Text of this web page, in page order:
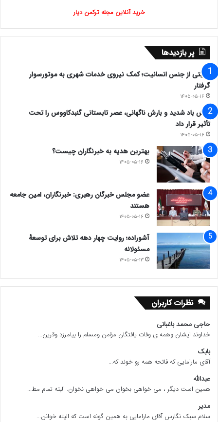
خرید آنلاین مجله ترکمن دیار
پر بازدیدها
روایتی از جنس انسانیت؛ کمک نیروی خدمات شهری به موتورسوار
گرفتار
۱۴۰۵-۰۵-۱۶
وزش باد شدید و بارش ناگهانی، عصر تابستانی گنبدکاووس را تحت
تأثیر قرار داد
۱۴۰۵-۰۵-۱۶
بهترین هدیه به خبرنگاران چیست؟
۱۴۰۵-۰۵-۱۶
عضو مجلس خبرگان رهبری: خبرنگاران، امین جامعه
هستند
۱۴۰۵-۰۵-۱۶
آشوراده؛ روایت چهار دهه تلاش برای توسعهٔ
مسئولانه
۱۴۰۵-۰۵-۱۳
نظرات کاربران
حاجی محمد باغبانی
خداوند ایشان وهمه ی وفات یافتگان مؤمن ومسلم را بیامرزد وقرین...
بابک
آقای مارامایی که فاتحه همه رو خوند که...
عبدالله
همین است دیگر ، می خواهی بخوان می خواهی نخوان. البته تمام مط...
مدیر
سلام سبک نگارس آقای مارامایی به همین گونه است که الیته خوانن...